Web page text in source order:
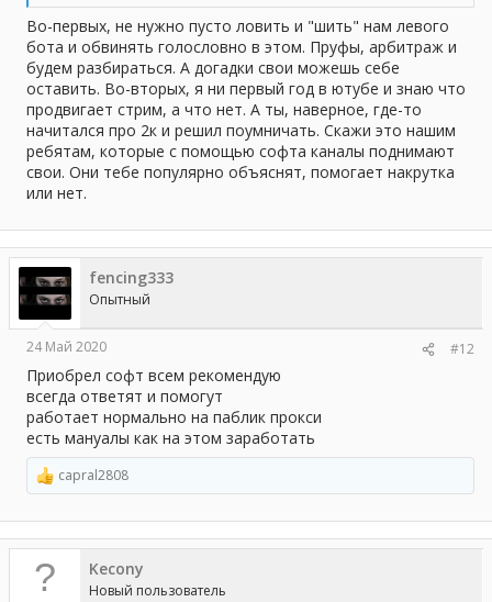
Во-первых, не нужно пусто ловить и "шить" нам левого
бота и обвинять голословно в этом. Пруфы, арбитраж и
будем разбираться. А догадки свои можешь себе
оставить. Во-вторых, я ни первый год в ютубе и знаю что
продвигает стрим, а что нет. А ты, наверное, где-то
начитался про 2к и решил поумничать. Скажи это нашим
ребятам, которые с помощью софта каналы поднимают
свои. Они тебе популярно объяснят, помогает накрутка
или нет.
fencing333
Опытный
24 Май 2020 #12
Приобрел софт всем рекомендую
всегда ответят и помогут
работает нормально на паблик прокси
есть мануалы как на этом заработать
Р
е
а
к
ц
и
и
capral2808
Kecony
Новый пользователь